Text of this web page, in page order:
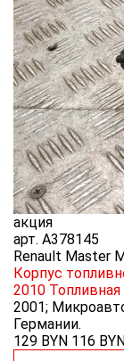
акция
арт. A378145
Renault Master
Корпус
2010
2001;
Германии.
129 BYN 116